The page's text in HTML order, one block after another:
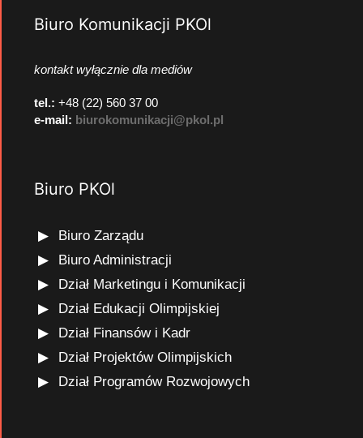
Biuro Komunikacji PKOl
kontakt wyłącznie dla mediów
tel.: +48 (22) 560 37 00
e-mail: biurokomunikacji@pkol.pl
Biuro PKOl
Biuro Zarządu
Biuro Administracji
Dział Marketingu i Komunikacji
Dział Edukacji Olimpijskiej
Dział Finansów i Kadr
Dział Projektów Olimpijskich
Dział Programów Rozwojowych